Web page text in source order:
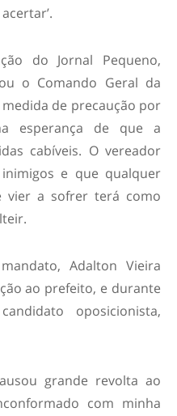
do Jornal Pequeno,
o Comando Geral da
de precaução por
esperança de que a
cabíveis. O vereador
e que qualquer
vier a sofrer terá como
Adalton Vieira
ao prefeito, e durante
oposicionista,
grande revolta ao
com minha